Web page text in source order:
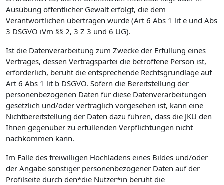
Ausübung öffentlicher Gewalt erfolgt, die dem
Verantwortlichen übertragen wurde (Art 6 Abs 1 lit e und Abs
3 DSGVO iVm §§ 2, 3 Z 3 und 6 UG).
Ist die Datenverarbeitung zum Zwecke der Erfüllung eines
Vertrages, dessen Vertragspartei die betroffene Person ist,
erforderlich, beruht die entsprechende Rechtsgrundlage auf
Art 6 Abs 1 lit b DSGVO. Sofern die Bereitstellung der
personenbezogenen Daten für diese Datenverarbeitungen
gesetzlich und/oder vertraglich vorgesehen ist, kann eine
Nichtbereitstellung der Daten dazu führen, dass die JKU den
Ihnen gegenüber zu erfüllenden Verpflichtungen nicht
nachkommen kann.
Im Falle des freiwilligen Hochladens eines Bildes und/oder
der Angabe sonstiger personenbezogener Daten auf der
Profilseite durch den*die Nutzer*in beruht die